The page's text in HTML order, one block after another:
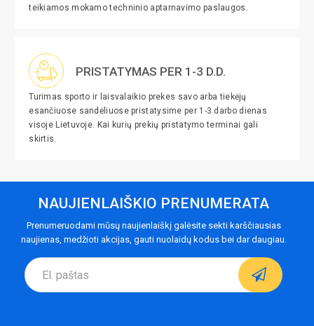
teikiamos mokamo techninio aptarnavimo paslaugos.
PRISTATYMAS PER 1-3 D.D.
Turimas sporto ir laisvalaikio prekes savo arba tiekėjų
esančiuose sandėliuose pristatysime per 1-3 darbo dienas
visoje Lietuvoje. Kai kurių prekių pristatymo terminai gali
skirtis.
NAUJIENLAIŠKIO PRENUMERATA
Prenumeruodami mūsų naujienlaiškį galėsite sekti karščiausias
naujienas, medžioti akcijas, gauti nuolaidų kodus bei dar daugiau.